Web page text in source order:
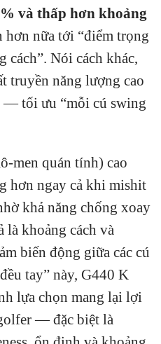
và thấp hơn khoảng
hơn nữa tới “điểm trọng
cách”. Nói cách khác,
truyền năng lượng cao
— tối ưu “mỗi cú swing
men quán tính) cao
hơn ngay cả khi mishit
khả năng chống xoay
là khoảng cách và
biến động giữa các cú
tay” này, G440 K
lựa chọn mang lại lợi
— đặc biệt là